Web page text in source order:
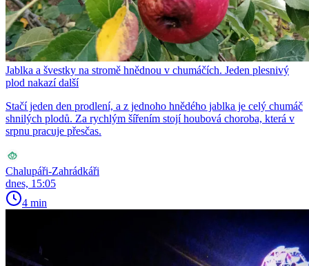
Jablka a švestky na stromě hnědnou v chumáčích. Jeden plesnivý
plod nakazí další
Stačí jeden den prodlení, a z jednoho hnědého jablka je celý chumáč
shnilých plodů. Za rychlým šířením stojí houbová choroba, která v
srpnu pracuje přesčas.
Chalupáři-Zahrádkáři
dnes, 15:05
4 min